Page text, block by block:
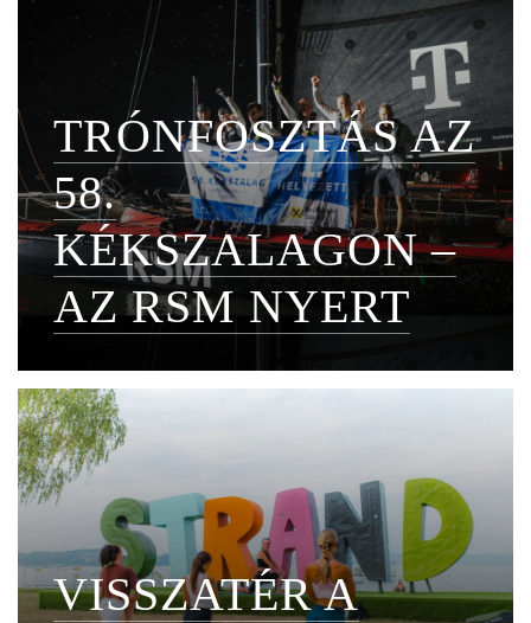
TRÓNFOSZTÁS AZ
58.
KÉKSZALAGON –
AZ RSM NYERT
VISSZATÉR A